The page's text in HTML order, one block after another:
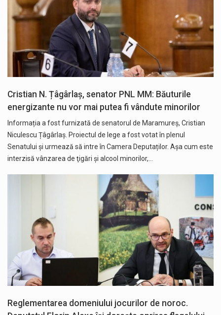
Cristian N. Țâgârlaș, senator PNL MM: Băuturile
energizante nu vor mai putea fi vândute minorilor
Informația a fost furnizată de senatorul de Maramureș, Cristian
Niculescu Țâgârlaș. Proiectul de lege a fost votat în plenul
Senatului și urmează să intre în Camera Deputaților. Aşa cum este
interzisă vânzarea de ţigări şi alcool minorilor,…
Reglementarea domeniului jocurilor de noroc.